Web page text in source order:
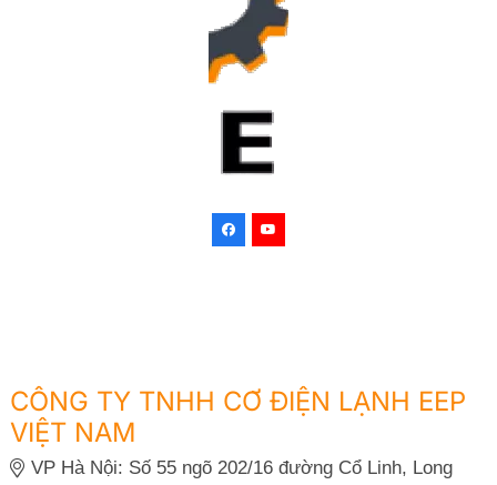
CÔNG TY TNHH CƠ ĐIỆN LẠNH EEP
VIỆT NAM
VP Hà Nội: Số 55 ngõ 202/16 đường Cổ Linh, Long